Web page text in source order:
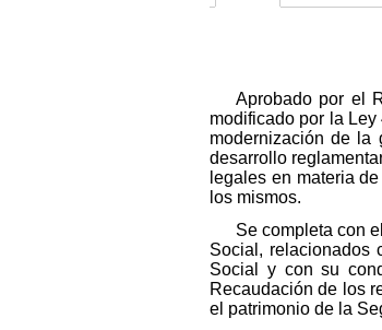
Aprobado por el
modificado por la
modernización de la
desarrollo
legales en materia
los mismos.
Se completa con
Social, relacionados
Social y con su
Recaudación de los
el patrimonio de la